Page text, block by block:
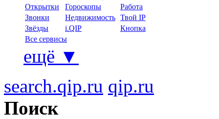
Открытки
Гороскопы
Работа
Звонки
Недвижимость Твой IP
Звёзды
i.QIP
Кнопка
Все сервисы
ещё ▼
search.qip.ru qip.ru
Поиск